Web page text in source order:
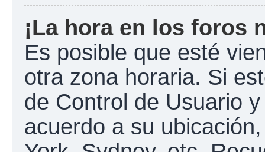
¡La hora en los foros
Es posible que esté
otra zona horaria. Si
de Control de Usuario
acuerdo a su